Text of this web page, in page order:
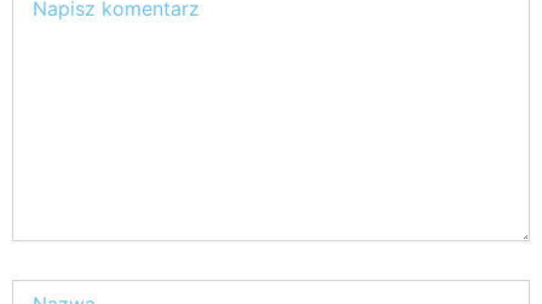
tutaj..
Nazwa*